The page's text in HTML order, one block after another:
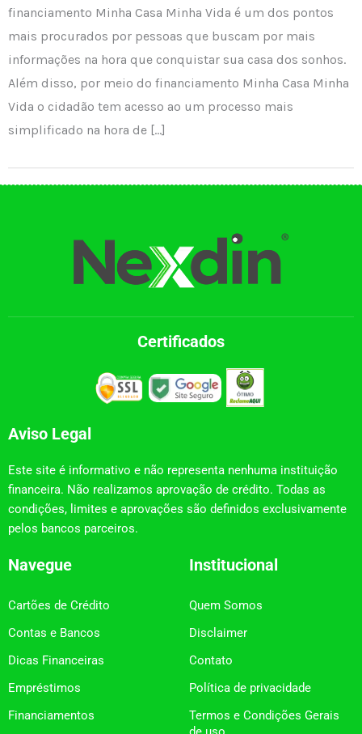
financiamento Minha Casa Minha Vida é um dos pontos
mais procurados por pessoas que buscam por mais
informações na hora que conquistar sua casa dos sonhos.
Além disso, por meio do financiamento Minha Casa Minha
Vida o cidadão tem acesso ao um processo mais
simplificado na hora de […]
Certificados
Aviso Legal
Este site é informativo e não representa nenhuma instituição
financeira. Não realizamos aprovação de crédito. Todas as
condições, limites e aprovações são definidos exclusivamente
pelos bancos parceiros.
Navegue
Cartões de Crédito
Contas e Bancos
Dicas Financeiras
Empréstimos
Financiamentos
Institucional
Quem Somos
Disclaimer
Contato
Política de privacidade
Termos e Condições Gerais